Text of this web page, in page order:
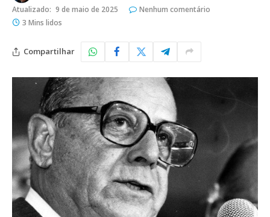
Atualizado: 9 de maio de 2025
Nenhum comentário
3 Mins lidos
Compartilhar